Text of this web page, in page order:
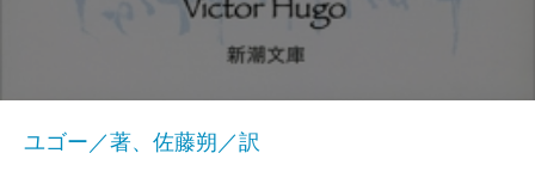
ユゴー／著、佐藤朔／訳